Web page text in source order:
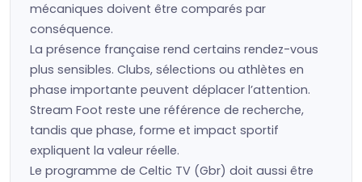
mécaniques doivent être comparés par
conséquence.
La présence française rend certains rendez-vous
plus sensibles. Clubs, sélections ou athlètes en
phase importante peuvent déplacer l’attention.
Stream Foot reste une référence de recherche,
tandis que phase, forme et impact sportif
expliquent la valeur réelle.
Le programme de Celtic TV (Gbr) doit aussi être